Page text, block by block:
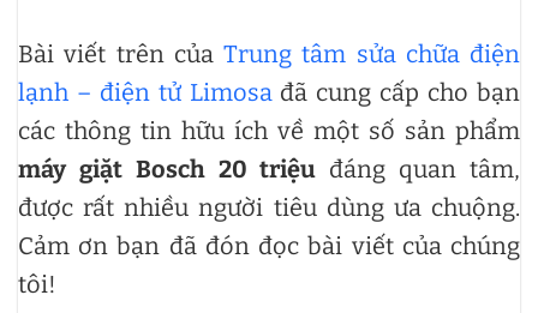
Bài viết trên của Trung tâm sửa chữa điện
lạnh – điện tử Limosađã cung cấp cho bạn
các thông tin hữu ích về một số sản phẩm
máy giặt Bosch 20 triệu đáng quan tâm,
được rất nhiều người tiêu dùng ưa chuộng.
Cảm ơn bạn đã đón đọc bài viết của chúng
tôi!